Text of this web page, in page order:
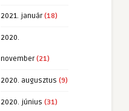
2021. január(18)
2020.
november(21)
2020. augusztus (9)
2020. június (31)